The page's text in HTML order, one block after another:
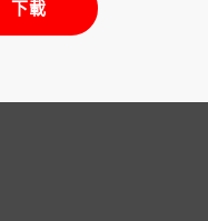
下載